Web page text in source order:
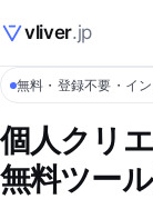
vliver.jp
無料・登録不要・イ
個人クリ
無料ツー